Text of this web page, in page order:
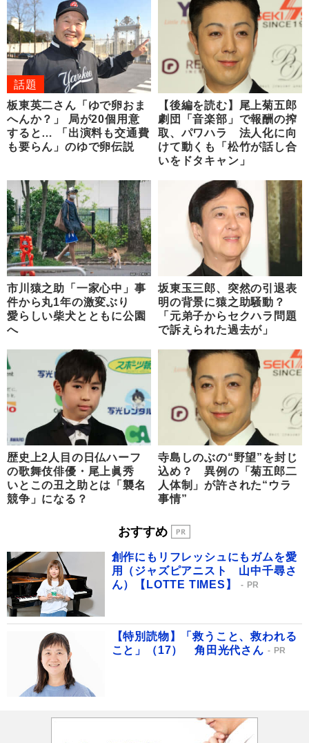
話題
板東英二さん「ゆで卵おま
へんか？」 局が20個用意
すると… 「出演料も交通費
も要らん」のゆで卵伝説
【後編を読む】尾上菊五郎
劇団「音楽部」で報酬の搾
取、パワハラ 法人化に向
けて動くも「松竹が話し合
いをドタキャン」
市川猿之助「一家心中」事
件から丸1年の激変ぶり
愛らしい柴犬とともに公園
へ
坂東玉三郎、突然の引退表
明の背景に猿之助騒動？
「元弟子からセクハラ問題
で訴えられた過去が」
歴史上2人目の日仏ハーフ
の歌舞伎俳優・尾上眞秀
いとこの丑之助とは「襲名
競争」になる？
寺島しのぶの“野望”を封じ
込め？ 異例の「菊五郎二
人体制」が許された“ウラ
事情”
おすすめ
創作にもリフレッシュにもガムを愛
用（ジャズピアニスト 山中千尋さ
ん）【LOTTE TIMES】
PR
【特別読物】「救うこと、救われる
こと」（17） 角田光代さん
PR